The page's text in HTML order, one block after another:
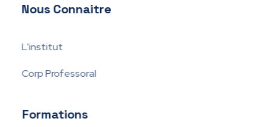
Nous Connaitre
L'institut
Corp Professoral
Formations